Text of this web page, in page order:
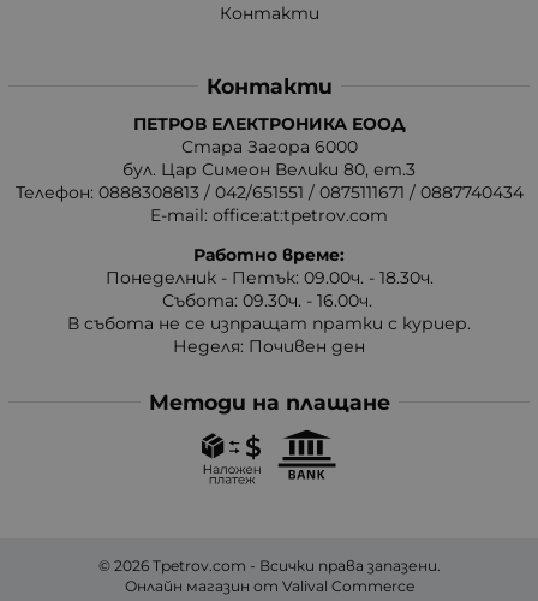
Контакти
Контакти
ПЕТРОВ ЕЛЕКТРОНИКА ЕООД
Стара Загора 6000
бул. Цар Симеон Велики 80, ет.3
Телефон: 0888308813 / 042/651551 / 0875111671 / 0887740434
E-mail: office:at:tpetrov.com
Работно време:
Понеделник - Петък: 09.00ч. - 18.30ч.
Събота: 09.30ч. - 16.00ч.
В събота не се изпращат пратки с куриер.
Неделя: Почивен ден
Методи на плащане
© 2026 Tpetrov.com - Всички права запазени.
Онлайн магазин от Valival Commerce